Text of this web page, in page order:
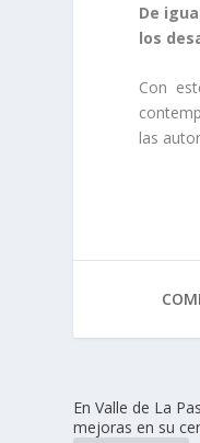
De
los
Con
las
En Valle de La
mejoras en su